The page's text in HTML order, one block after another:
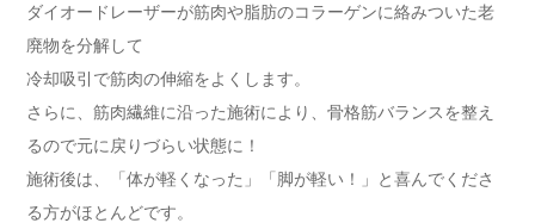
ダイオードレーザーが筋肉や脂肪のコラーゲンに絡みついた老
廃物を分解して
冷却吸引で筋肉の伸縮をよくします。
さらに、筋肉繊維に沿った施術により、骨格筋バランスを整え
るので元に戻りづらい状態に！
施術後は、「体が軽くなった」「脚が軽い！」と喜んでくださ
る方がほとんどです。